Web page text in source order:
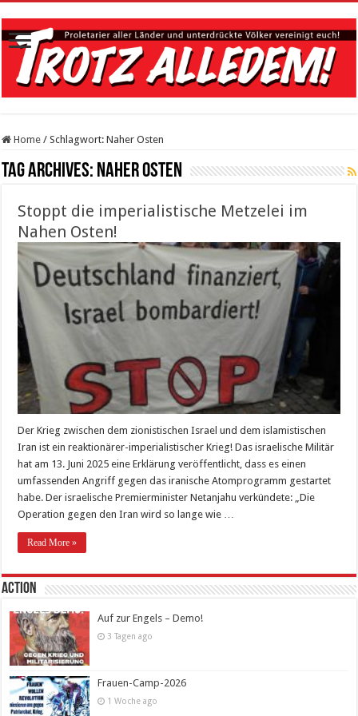
Home / Schlagwort:Naher Osten
Tag Archives: Naher Osten
Stoppt die imperialistische Metzelei im
Nahen Osten!
Der Krieg zwischen dem zionistischen Israel und dem islamistischen
Iran ist ein reaktionärer-imperialistischer Krieg! Das israelische Militär
hat am 13. Juni 2025 eine Erklärung veröffentlicht, dass es einen
umfassenden Angriff gegen das iranische Atomprogramm gestartet
habe. Der israelische Premierminister Netanjahu verkündete: „Die
Operation gegen den Iran wird so lange wie …
Read More »
Action
Auf zur Engels – Demo!
3 Tagen ago
Frauen-Camp-2026
1 Woche ago